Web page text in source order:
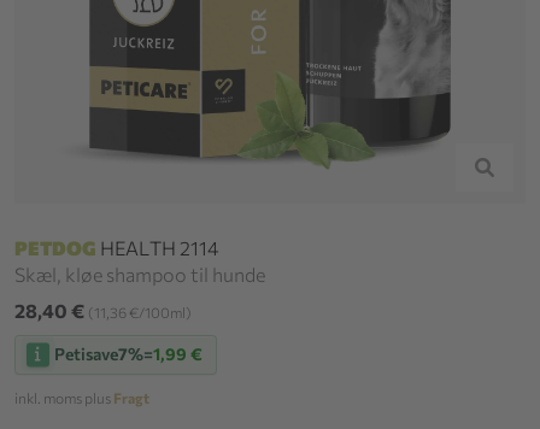
PETDOG HEALTH 2114
Skæl, kløe shampoo til hunde
28,40 € (11,36 €/100ml)
Petisave7%=1,99 €
inkl. moms plus Fragt